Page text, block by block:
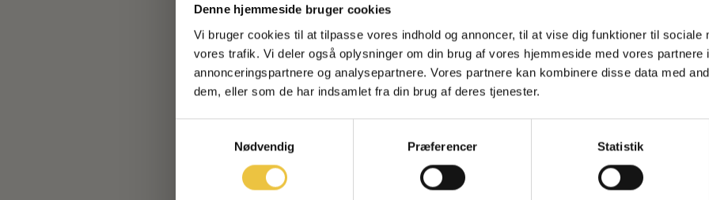
Denne hjemmeside bruger cookies
Vi bruger cookies til at tilpasse vores indhold og annoncer, til at vise dig funktioner til sociale
vores trafik. Vi deler også oplysninger om din brug af vores hjemmeside med vores partnere
annonceringspartnere og analysepartnere. Vores partnere kan kombinere disse data med
dem, eller som de har indsamlet fra din brug af deres tjenester.
Nødvendig
Præferencer Statistik
bageren.
af chocolatier.
Æsken
DEL
First Name
Forkæl min
Ved tilmelding accepterer